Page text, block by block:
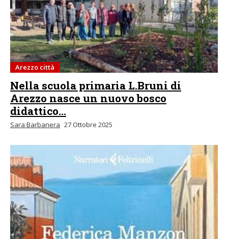
Arezzo città
Nella scuola primaria L.Bruni di
Arezzo nasce un nuovo bosco
didattico...
Sara Barbanera 27 Ottobre 2025